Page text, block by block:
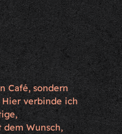
Café, sondern
Hier verbinde ich
Wunsch,